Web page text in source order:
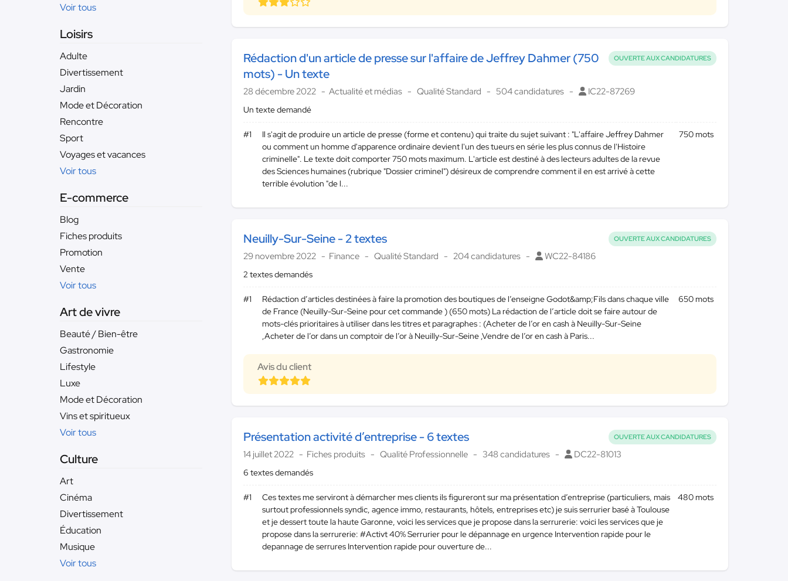
Voir tous
Loisirs
Adulte
Divertissement
Jardin
Mode et Décoration
Rencontre
Sport
Voyages et vacances
Voir tous
E-commerce
Blog
Fiches produits
Promotion
Vente
Voir tous
Art de vivre
Beauté / Bien-être
Gastronomie
Lifestyle
Luxe
Mode et Décoration
Vins et spiritueux
Voir tous
Culture
Art
Cinéma
Divertissement
Éducation
Musique
Voir tous
OUVERTE AUX CANDIDATURES
Rédaction d'un article de presse sur l'affaire de Jeffrey Dahmer (750
mots) - Un texte
28 décembre 2022 Actualité et médias Qualité Standard 504 candidatures IC22-87269
Un texte demandé
#1
Il s'agit de produire un article de presse (forme et contenu) qui traite du sujet suivant : "L'affaire Jeffrey Dahmer
ou comment un homme d'apparence ordinaire devient l'un des tueurs en série les plus connus de l'Histoire
criminelle". Le texte doit comporter 750 mots maximum. L'article est destiné à des lecteurs adultes de la revue
des Sciences humaines (rubrique "Dossier criminel") désireux de comprendre comment il en est arrivé à cette
terrible évolution "de l...
750 mots
OUVERTE AUX CANDIDATURES
Neuilly-Sur-Seine - 2 textes
29 novembre 2022 Finance Qualité Standard 204 candidatures WC22-84186
2 textes demandés
#1
Rédaction d’articles destinées à faire la promotion des boutiques de l’enseigne Godot&amp;Fils dans chaque ville
de France (Neuilly-Sur-Seine pour cet commande ) (650 mots) La rédaction de l’article doit se faire autour de
mots-clés prioritaires à utiliser dans les titres et paragraphes : (Acheter de l’or en cash à Neuilly-Sur-Seine
,Acheter de l’or dans un comptoir de l’or à Neuilly-Sur-Seine ,Vendre de l’or en cash à Paris...
650 mots
Avis du client
OUVERTE AUX CANDIDATURES
Présentation activité d’entreprise - 6 textes
14 juillet 2022 Fiches produits Qualité Professionnelle 348 candidatures DC22-81013
6 textes demandés
#1
Ces textes me serviront à démarcher mes clients ils figureront sur ma présentation d’entreprise (particuliers, mais
surtout professionnels syndic, agence immo, restaurants, hôtels, entreprises etc) je suis serrurier basé à Toulouse
et je dessert toute la haute Garonne, voici les services que je propose dans la serrurerie: voici les services que je
propose dans la serrurerie: #Activt 40% Serrurier pour le dépannage en urgence Intervention rapide pour le
depannage de serrures Intervention rapide pour ouverture de...
480 mots